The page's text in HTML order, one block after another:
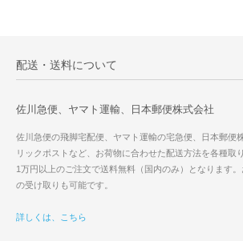
配送・送料について
佐川急便、ヤマト運輸、日本郵便株式会社
佐川急便の飛脚宅配便、ヤマト運輸の宅急便、日本郵便
リックポストなど、お荷物に合わせた配送方法を各種取
1万円以上のご注文で送料無料（国内のみ）となります
の受け取りも可能です。
詳しくは、こちら